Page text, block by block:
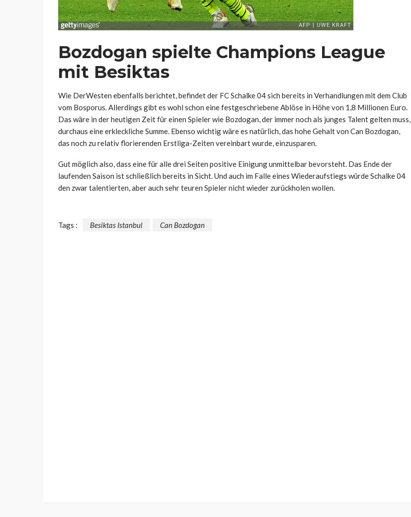
Bozdogan spielte Champions League
mit Besiktas
Wie DerWesten ebenfalls berichtet, befindet der FC Schalke 04 sich bereits in Verhandlungen mit dem Club
vom Bosporus. Allerdings gibt es wohl schon eine festgeschriebene Ablöse in Höhe von 1,8 Millionen Euro.
Das wäre in der heutigen Zeit für einen Spieler wie Bozdogan, der immer noch als junges Talent gelten muss,
durchaus eine erkleckliche Summe. Ebenso wichtig wäre es natürlich, das hohe Gehalt von Can Bozdogan,
das noch zu relativ florierenden Erstliga-Zeiten vereinbart wurde, einzusparen.
Gut möglich also, dass eine für alle drei Seiten positive Einigung unmittelbar bevorsteht. Das Ende der
laufenden Saison ist schließlich bereits in Sicht. Und auch im Falle eines Wiederaufstiegs würde Schalke 04
den zwar talentierten, aber auch sehr teuren Spieler nicht wieder zurückholen wollen.
Tags : Besiktas Istanbul Can Bozdogan